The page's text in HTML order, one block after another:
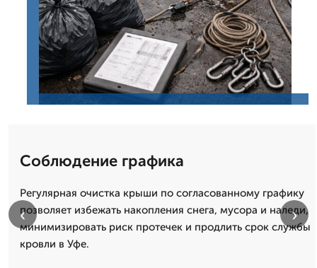
Соблюдение графика
Регулярная очистка крыши по согласованному графику
позволяет избежать накопления снега, мусора и наледи,
минимизировать риск протечек и продлить срок службы
кровли в Уфе.
‹ ›